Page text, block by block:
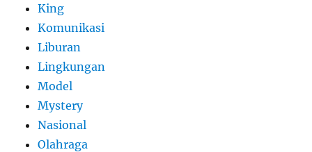
King
Komunikasi
Liburan
Lingkungan
Model
Mystery
Nasional
Olahraga